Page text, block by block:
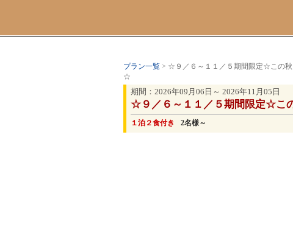
プラン一覧 > ☆９／６～１１／５期間限定☆この
☆
期間：2026年09月06日～ 2026年11月05日
☆９／６～１１／５期間限定☆こ
１泊２食付き 2名様～